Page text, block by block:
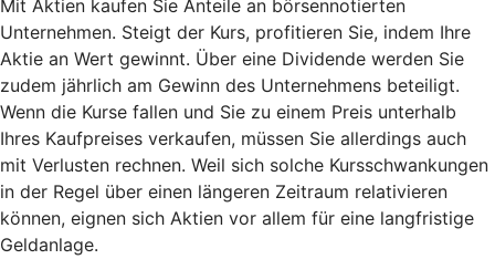
Mit Aktien kaufen Sie Anteile an börsennotierten
Unternehmen. Steigt der Kurs, profitieren Sie, indem Ihre
Aktie an Wert gewinnt. Über eine Dividende werden Sie
zudem jährlich am Gewinn des Unternehmens beteiligt.
Wenn die Kurse fallen und Sie zu einem Preis unterhalb
Ihres Kaufpreises verkaufen, müssen Sie allerdings auch
mit Verlusten rechnen. Weil sich solche Kursschwankungen
in der Regel über einen längeren Zeitraum relativieren
können, eignen sich Aktien vor allem für eine langfristige
Geldanlage.